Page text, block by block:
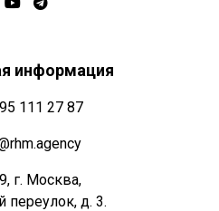
информация
111 27 87
г. Москва,
д. 3.